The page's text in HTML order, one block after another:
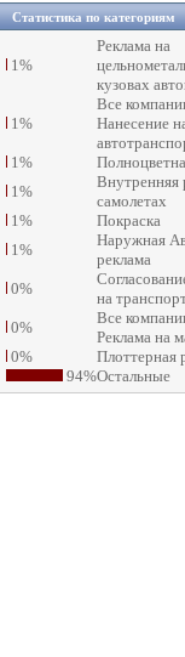
Статистика по категориям
1%
Реклама на
кузовах
1%
Все
Нанесение
1%
1%
Внутренняя
самолетах
1%
Покраска
1%
Наружная
реклама
0%
на
0%
Все
Реклама на
0%
Плоттерная
94%Остальные